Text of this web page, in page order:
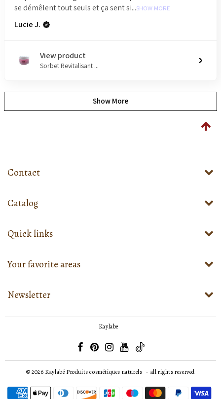
se démêlent tout seuls et ça sent si...SHOW MORE
Lucie J.
View product
Sorbet Revitalisant ...
Show More
Contact
Catalog
Quick links
Your favorite areas
Newsletter
Kaylabe
© 2026 Kaylabé Produits cosmétiques naturels - all rights reserved